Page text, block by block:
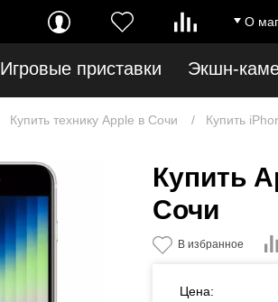
О
Игровые приставки Экшн-
Купить технику Apple в Сочи Купить
Купить
Сочи
В избранное
Цена: